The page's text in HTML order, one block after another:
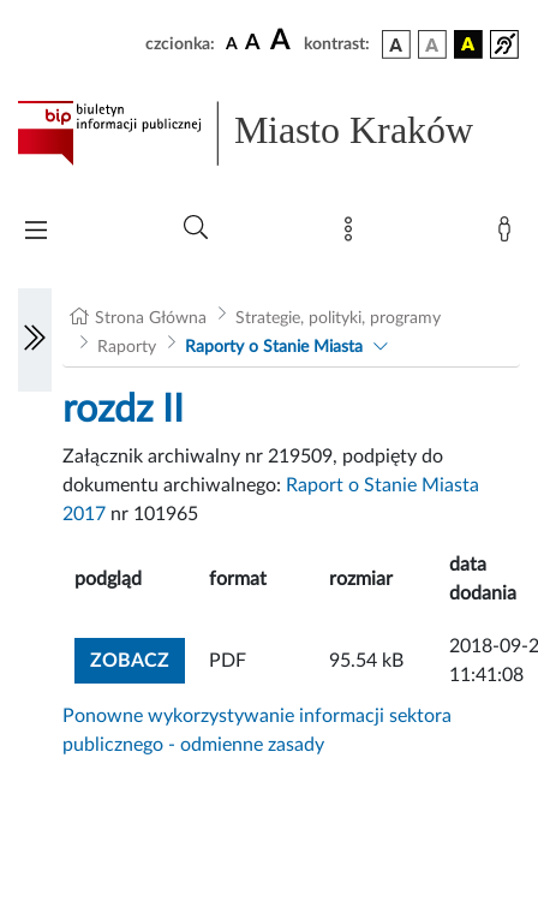
czcionka: A A A kontrast:
Miasto Kraków
Strona Główna
Strategie, polityki, programy
Raporty
Raporty o Stanie Miasta
rozdz II
Załącznik archiwalny nr 219509, podpięty do
dokumentu archiwalnego: Raport o Stanie Miasta
2017 nr 101965
podgląd format rozmiar
data
dodania
ZOBACZZOBACZ ZAŁĄCZNIK
PDF 95.54 kB
2018-09-
11:41:08
Ponowne wykorzystywanie informacji sektora
publicznego - odmienne zasady